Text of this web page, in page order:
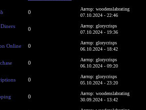
0
Автор: woodenslabrating
07.10.2024 - 22:46
0
Автор: glorycrisps
07.10.2024 - 19:36
Online 0
Автор: glorycrisps
06.10.2024 - 18:42
0
Автор: glorycrisps
06.10.2024 - 09:20
0
Автор: glorycrisps
05.10.2024 - 23:20
0
Автор: woodenslabrating
30.09.2024 - 13:42